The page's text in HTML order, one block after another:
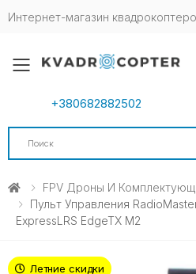
Интернет-магазин
Toggle mobile
+380682882502
Search
FPV Дроны И
Пульт Управления
ExpressLRS EdgeTX M2
Летние скидки